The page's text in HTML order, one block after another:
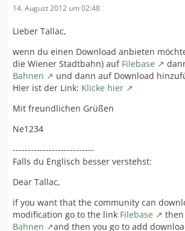
14. August 2012 um 02:48
Lieber Tallac,
wenn du einen Download anbieten
die Wiener Stadtbahn) auf Filebase
Bahnen
und dann auf Download
Hier ist der Link: Klicke hier
Mit freundlichen Grüßen
Ne1234
---------------------------
Falls du Englisch besser verstehst:
Dear Tallac,
if you want that the community can
modification go to the link Filebase
Bahnen
and then you go to add